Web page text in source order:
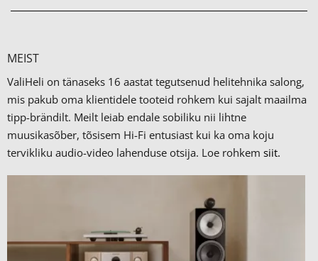
MEIST
ValiHeli on tänaseks 16 aastat tegutsenud helitehnika salong,
mis pakub oma klientidele tooteid rohkem kui sajalt maailma
tipp-brändilt. Meilt leiab endale sobiliku nii lihtne
muusikasõber, tõsisem Hi-Fi entusiast kui ka oma koju
tervikliku audio-video lahenduse otsija. Loe rohkem siit.